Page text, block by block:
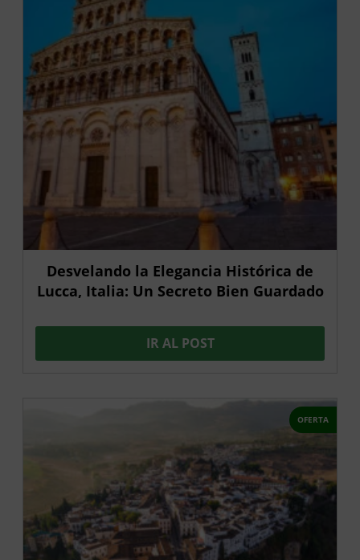
Desvelando la Elegancia Histórica de
Lucca, Italia: Un Secreto Bien Guardado
IR AL POST
OFERTA